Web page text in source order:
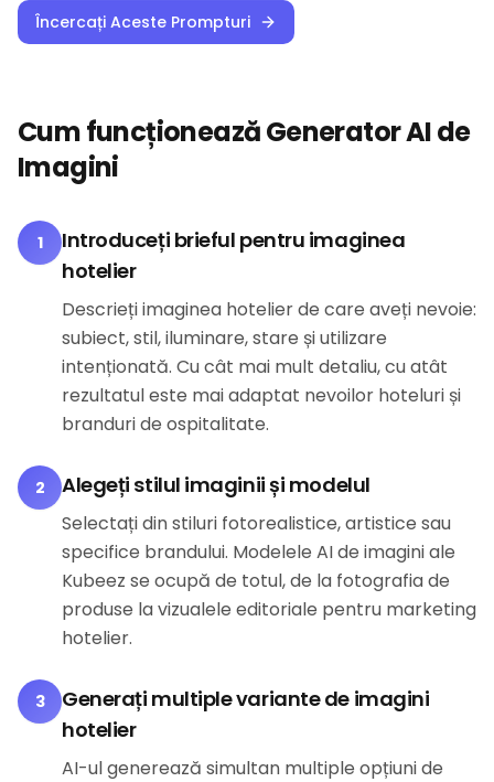
Încercați Aceste Prompturi
Cum funcționează Generator AI de
Imagini
1
Introduceți brieful pentru imaginea
hotelier
Descrieți imaginea hotelier de care aveți nevoie:
subiect, stil, iluminare, stare și utilizare
intenționată. Cu cât mai mult detaliu, cu atât
rezultatul este mai adaptat nevoilor hoteluri și
branduri de ospitalitate.
2 Alegeți stilul imaginii și modelul
Selectați din stiluri fotorealistice, artistice sau
specifice brandului. Modelele AI de imagini ale
Kubeez se ocupă de totul, de la fotografia de
produse la vizualele editoriale pentru marketing
hotelier.
3
Generați multiple variante de imagini
hotelier
AI-ul generează simultan multiple opțiuni de